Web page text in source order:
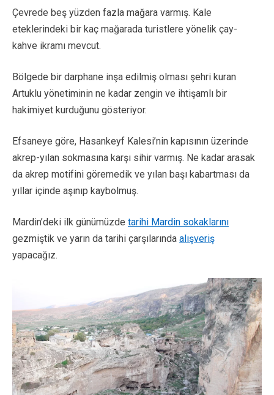
Çevrede beş yüzden fazla mağara varmış. Kale
eteklerindeki bir kaç mağarada turistlere yönelik çay-
kahve ikramı mevcut.
Bölgede bir darphane inşa edilmiş olması şehri kuran
Artuklu yönetiminin ne kadar zengin ve ihtişamlı bir
hakimiyet kurduğunu gösteriyor.
Efsaneye göre, Hasankeyf Kalesi’nin kapısının üzerinde
akrep-yılan sokmasına karşı sihir varmış. Ne kadar arasak
da akrep motifini göremedik ve yılan başı kabartması da
yıllar içinde aşınıp kaybolmuş.
Mardin’deki ilk günümüzde tarihi Mardin sokaklarını
gezmiştik ve yarın da tarihi çarşılarında alışveriş
yapacağız.